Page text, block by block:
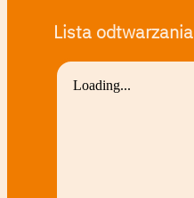
Lista odtwarzania